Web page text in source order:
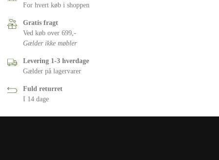
For hvert køb i shoppen
Gratis fragt
Ved køb over 699,-
Gælder ikke møbler
Levering 1-3 hverdage
Gælder på lagervarer
Fuld returret
I 14 dage